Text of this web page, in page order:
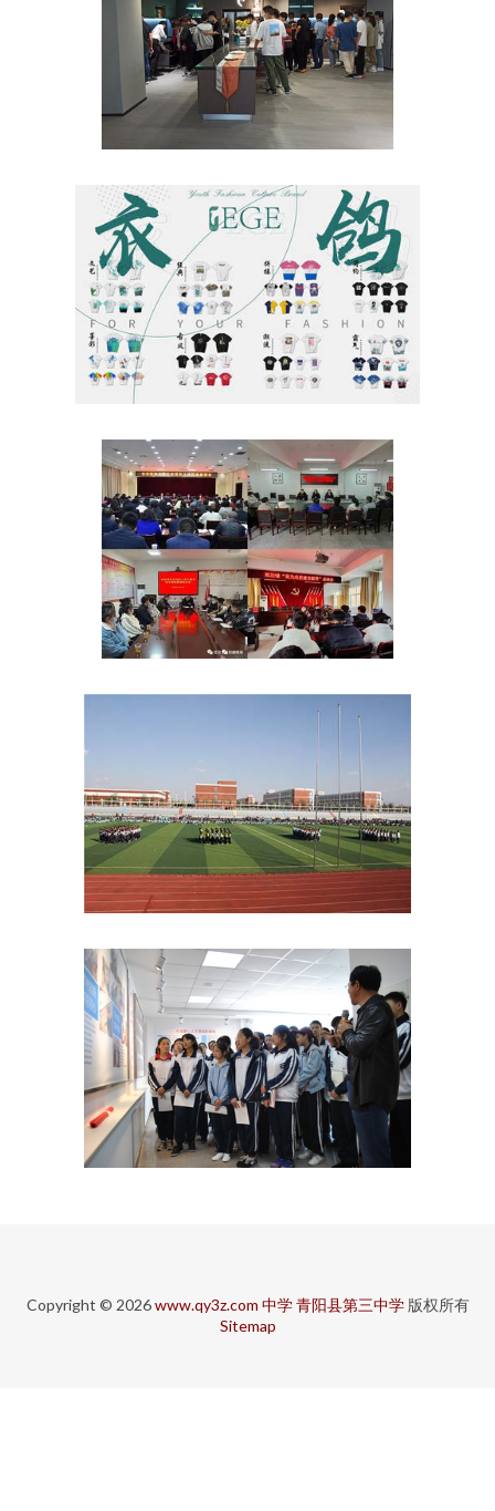
Copyright © 2026www.qy3z.com 中学 青阳县第三中学版权所有
Sitemap